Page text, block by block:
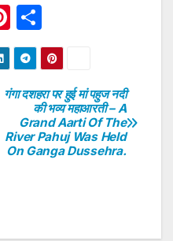
Pi
nt
er
e
st
h
ar
e
गंगा दशहरा पर हुई मां पहुज नदी
की भव्य महाआरती – A
Grand Aarti Of The
River Pahuj Was Held
On Ganga Dussehra.